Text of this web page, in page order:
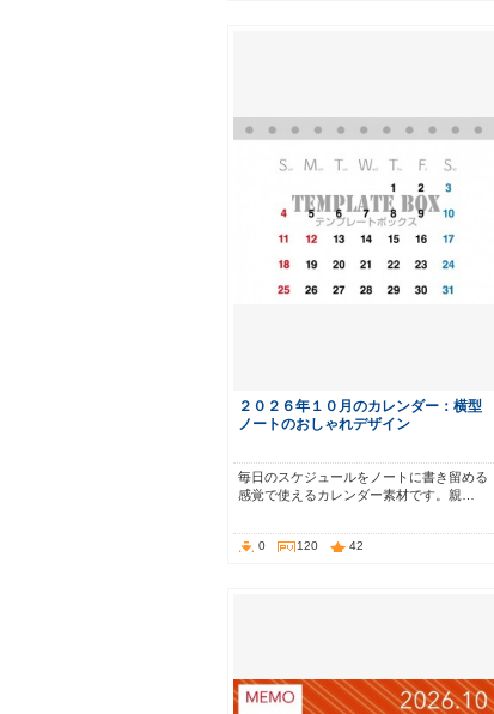
２０２６年１０月のカレンダー：横型
ノートのおしゃれデザイン
毎日のスケジュールをノートに書き留める
感覚で使えるカレンダー素材です。親…
0 120 42